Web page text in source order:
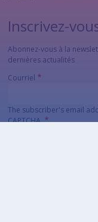
Inscrivez-
Abonnez-vous à la
dernières actualités
Courriel
The subscriber's email
CAPTCHA